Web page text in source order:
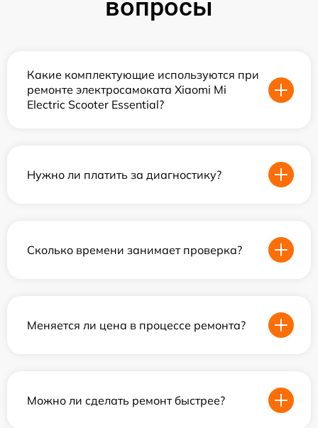
вопросы
Какие комплектующие используются при
ремонте электросамоката Xiaomi Mi
Electric Scooter Essential?
Нужно ли платить за диагностику?
Сколько времени занимает проверка?
Меняется ли цена в процессе ремонта?
Можно ли сделать ремонт быстрее?